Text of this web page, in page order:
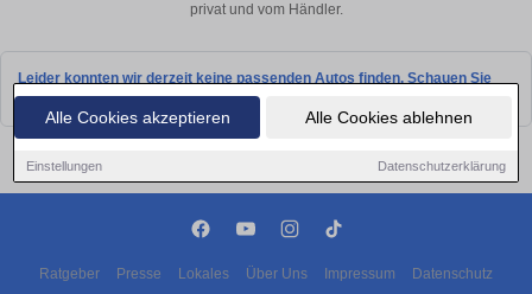
Alle Cookies akzeptieren Alle Cookies ablehnen
Einstellungen Datenschutzerklärung
privat und vom Händler.
Leider konnten wir derzeit keine passenden Autos finden. Schauen Sie
bald wieder vorbei!
Ratgeber Presse Lokales Über Uns Impressum Datenschutz